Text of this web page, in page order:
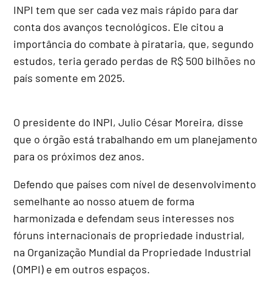
INPI tem que ser cada vez mais rápido para dar
conta dos avanços tecnológicos. Ele citou a
importância do combate à pirataria, que, segundo
estudos, teria gerado perdas de R$ 500 bilhões no
país somente em 2025.
O presidente do INPI, Julio César Moreira, disse
que o órgão está trabalhando em um planejamento
para os próximos dez anos.
Defendo que países com nível de desenvolvimento
semelhante ao nosso atuem de forma
harmonizada e defendam seus interesses nos
fóruns internacionais de propriedade industrial,
na Organização Mundial da Propriedade Industrial
(OMPI) e em outros espaços.